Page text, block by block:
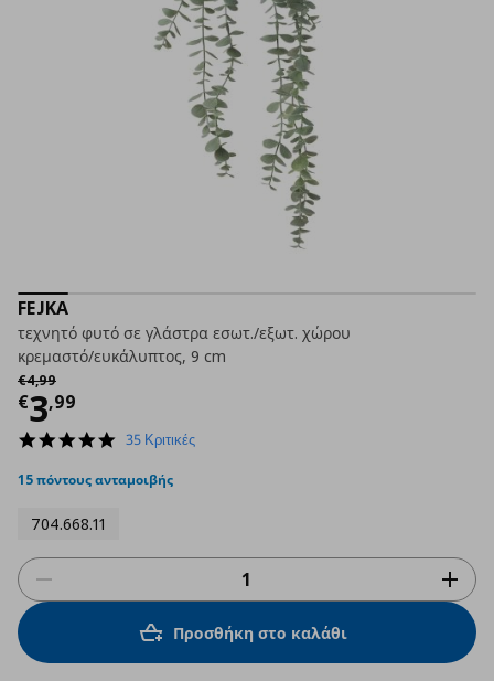
FEJKA
τεχνητό φυτό σε γλάστρα εσωτ./εξωτ. χώρου
κρεμαστό/ευκάλυπτος, 9 cm
€4,99
Αρχική τιμή
€3,99
Τρέχουσα τιμή
4.8
rating
35 Κριτικές
15 πόντους ανταμοιβής
704.668.11
Προσθήκη στο καλάθι